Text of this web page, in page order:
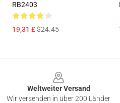
RB2403
19,31 £$24.45
Weltweiter Versand
Wir versenden in über 200 Länder